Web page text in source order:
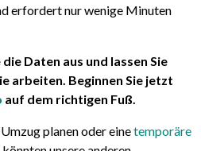
erfordert nur wenige Minuten
Daten aus und lassen Sie
arbeiten. Beginnen Sie jetzt
auf dem richtigen Fuß.
planen oder einetemporäre